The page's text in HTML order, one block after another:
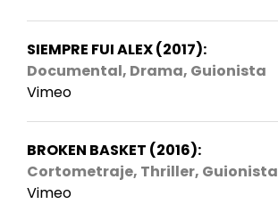
SIEMPRE FUI ALEX (2017):
Documental, Drama, Guionista
Vimeo
BROKEN BASKET (2016):
Cortometraje, Thriller, Guionista
Vimeo